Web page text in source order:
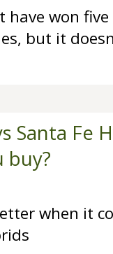
have won
but it
Santa Fe
buy?
when it